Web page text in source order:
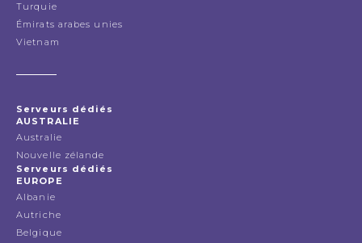
Turquie
Émirats arabes unies
Vietnam
Serveurs dédiés
AUSTRALIE
Australie
Nouvelle zélande
Serveurs dédiés
EUROPE
Albanie
Autriche
Belgique